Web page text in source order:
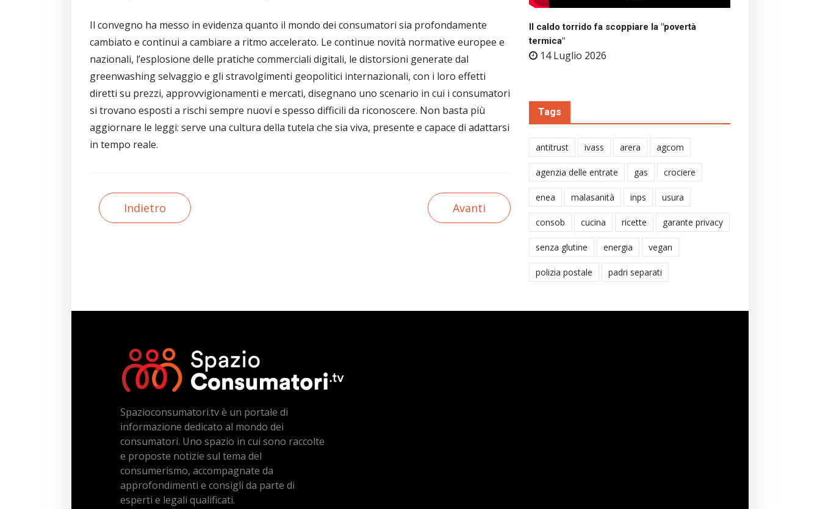
Il convegno ha messo in evidenza quanto il mondo dei consumatori sia profondamente
cambiato e continui a cambiare a ritmo accelerato. Le continue novità normative europee e
nazionali, l’esplosione delle pratiche commerciali digitali, le distorsioni generate dal
greenwashing selvaggio e gli stravolgimenti geopolitici internazionali, con i loro effetti
diretti su prezzi, approvvigionamenti e mercati, disegnano uno scenario in cui i consumatori
si trovano esposti a rischi sempre nuovi e spesso difficili da riconoscere. Non basta più
aggiornare le leggi: serve una cultura della tutela che sia viva, presente e capace di adattarsi
in tempo reale.
Indietro Avanti
Il caldo torrido fa scoppiare la "povertà
termica"
14 Luglio 2026
Tags
antitrust ivass arera agcom
agenzia delle entrate gas crociere
enea malasanità inps usura
consob cucina ricette garante privacy
senza glutine energia vegan
polizia postale padri separati
Spazioconsumatori.tv è un portale di
informazione dedicato al mondo dei
consumatori. Uno spazio in cui sono raccolte
e proposte notizie sul tema del
consumerismo, accompagnate da
approfondimenti e consigli da parte di
esperti e legali qualificati.